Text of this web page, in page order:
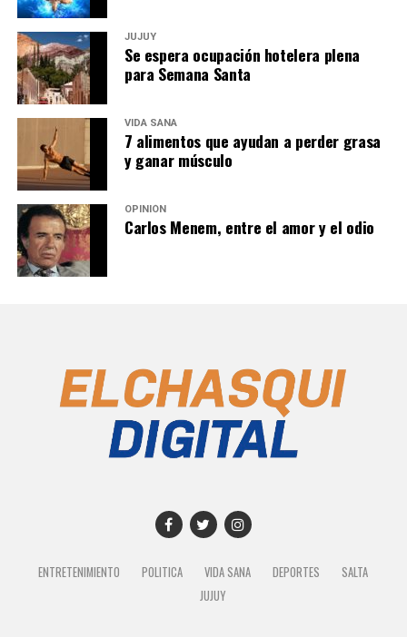
JUJUY
Se espera ocupación hotelera plena
para Semana Santa
VIDA SANA
7 alimentos que ayudan a perder grasa
y ganar músculo
OPINIÓN
Carlos Menem, entre el amor y el odio
ENTRETENIMIENTO POLITICA VIDA SANA DEPORTES
SALTA
JUJUY